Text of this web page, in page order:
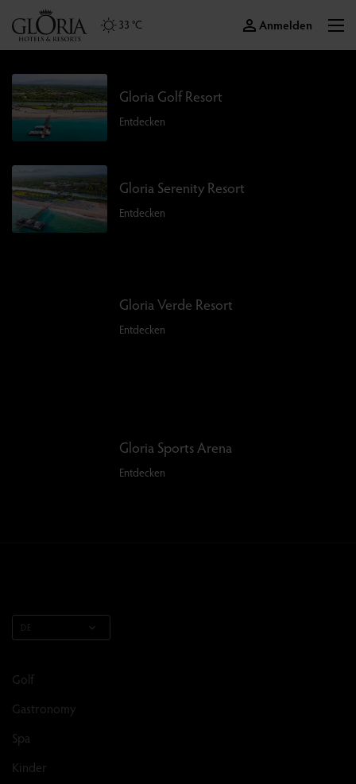
33 °C Anmelden
Gloria Golf Resort
Entdecken
Gloria Serenity Resort
Entdecken
Gloria Verde Resort
Entdecken
Gloria Sports Arena
Entdecken
DE
Golf
Gastronomy
Spa
Kinder